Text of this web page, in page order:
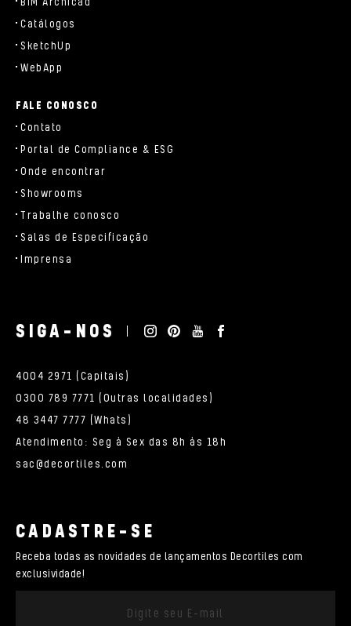
BIM Archicad
Catálogos
SketchUp
WebApp
FALE CONOSCO
Contato
Portal de Compliance & ESG
Onde encontrar
Showrooms
Trabalhe conosco
Salas de Especificação
Imprensa
SIGA-NOS
4004 2971 (Capitais)
0300 789 7771 (Outras localidades)
48 3447 7777 (Whats)
Atendimento: Seg à Sex das 8h às 18h
sac@decortiles.com
CADASTRE-SE
Receba todas as novidades de lançamentos Decortiles com
exclusividade!